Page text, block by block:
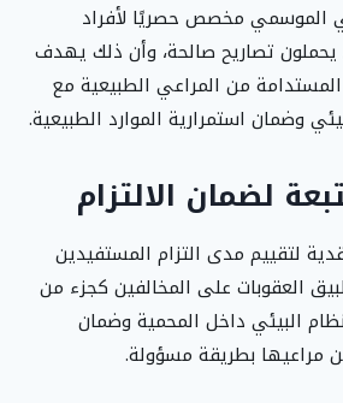
الموسمي مخصص حصريًا لأفراد
يحملون تصاريح صالحة، وأن ذلك يهدف
من المراعي الطبيعية مع
وضمان استمرارية الموارد الطبيعية.
لضمان الالتزام
لتقييم مدى التزام المستفيدين
العقوبات على المخالفين كجزء من
البيئي داخل المحمية وضمان
مراعيها بطريقة مسؤولة.